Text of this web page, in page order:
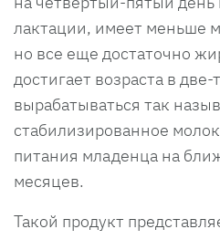
лактации, имеет меньше
но все еще достаточно
достигает возраста в
вырабатываться так
стабилизированное
питания младенца на
месяцев.
Такой продукт